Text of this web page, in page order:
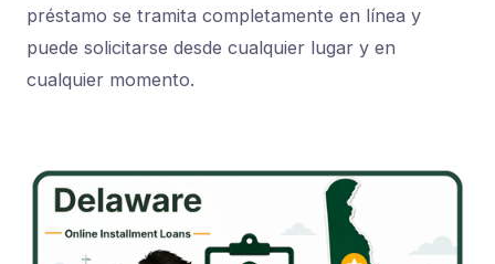
préstamo se tramita completamente en línea y
puede solicitarse desde cualquier lugar y en
cualquier momento.